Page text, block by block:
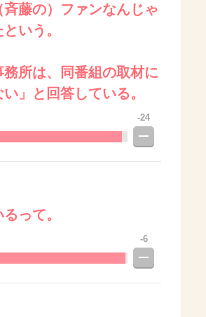
藤の）ファンなんじゃ
いう。
所は、同番組の取材に
」と回答している。
-24
って。
-6